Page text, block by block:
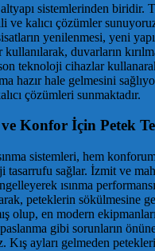
altyapı sistemlerinden
ve kalıcı çözümler
yenilenmesi, yeni
duvarların
teknoloji cihazlar
hazır hale gelmesini
çözümleri sunmaktadır.
Konfor İçin Petek
sistemleri, hem
tasarrufu sağlar. İzmit ve
ısınma
peteklerin sökülmesine
olup, en modern
gibi sorunların
ayları gelmeden